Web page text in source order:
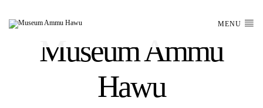
MENU
Museum Ammu
Hawu